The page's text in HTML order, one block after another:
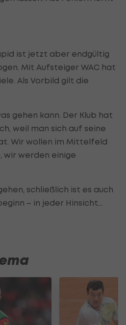
ist jetzt aber endgültig
Mit Aufsteiger WAC hat
Als Vorbild gilt die
gehen kann. Der Klub hat
weil man sich auf seine
Wir wollen im Mittelfeld
wir werden einige
schließlich ist es auch
– in jeder Hinsicht…